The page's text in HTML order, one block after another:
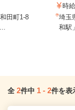
田町1-8
時
埼玉
和駅
全 2件中 1 - 2件を表